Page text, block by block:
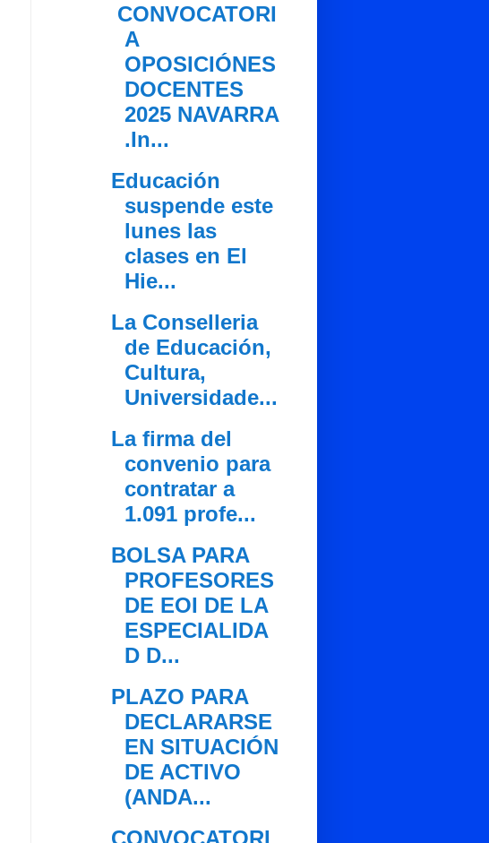
CONVOCATORI
A
OPOSICIÓNES
DOCENTES
2025 NAVARRA
.In...
Educación
suspende este
lunes las
clases en El
Hie...
La Conselleria
de Educación,
Cultura,
Universidade...
La firma del
convenio para
contratar a
1.091 profe...
BOLSA PARA
PROFESORES
DE EOI DE LA
ESPECIALIDA
D D...
PLAZO PARA
DECLARARSE
EN SITUACIÓN
DE ACTIVO
(ANDA...
CONVOCATORI